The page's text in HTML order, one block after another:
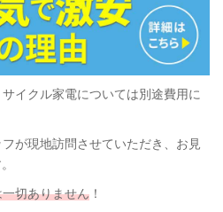
イクル家電については別途費用に
が現地訪問させていただき、お見
切ありません！